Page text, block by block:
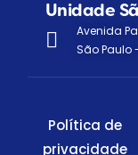
Unidade
Avenida
São Paulo
Política de
privacidade